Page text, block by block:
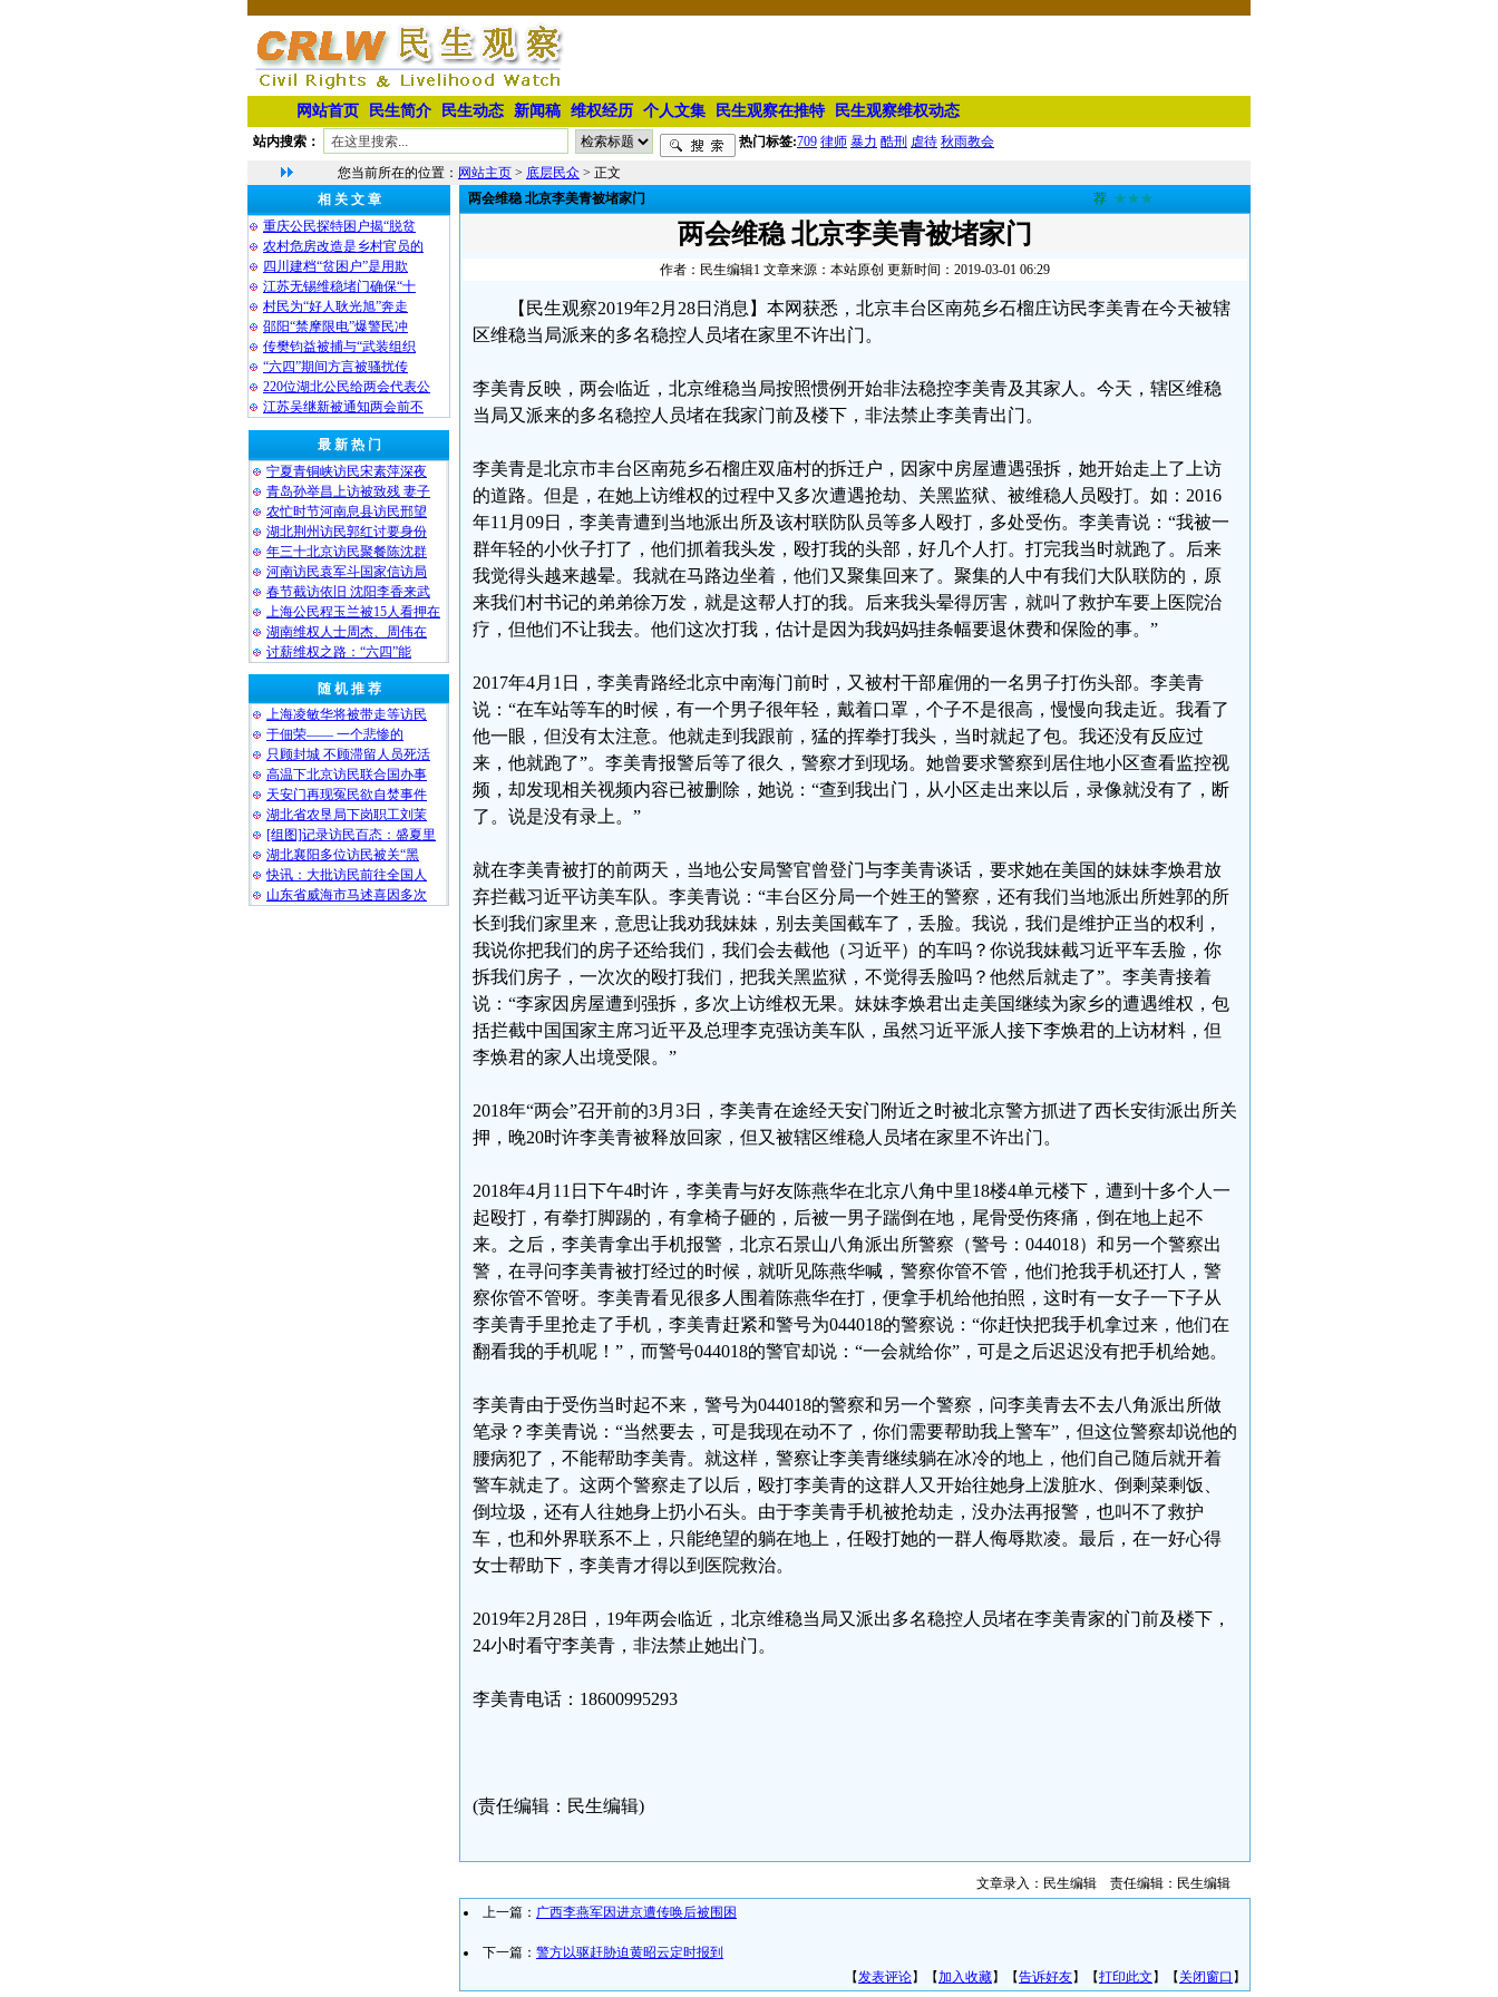
网站首页 民生简介 民生动态 新闻稿 维权经历 个人文集 民生观察在推特 民生观察维权动态
站内搜索： 热门标签:709 律师 暴力 酷刑 虐待 秋雨教会
您当前所在的位置： 网站主页 > 底层民众 > 正文
相 关 文 章
重庆公民探特困户揭“脱贫
农村危房改造是乡村官员的
四川建档“贫困户”是用欺
江苏无锡维稳堵门确保“十
村民为“好人耿光旭”奔走
邵阳“禁摩限电”爆警民冲
传樊钧益被捕与“武装组织
“六四”期间方言被骚扰传
220位湖北公民给两会代表公
江苏吴继新被通知两会前不
最 新 热 门
宁夏青铜峡访民宋素萍深夜
青岛孙举昌上访被致残 妻子
农忙时节河南息县访民邢望
湖北荆州访民郭红讨要身份
年三十北京访民聚餐陈沈群
河南访民袁军斗国家信访局
春节截访依旧 沈阳李香来武
上海公民程玉兰被15人看押在
湖南维权人士周杰、周伟在
讨薪维权之路：“六四”能
随 机 推 荐
上海凌敏华将被带走等访民
于佃荣—— 一个悲惨的
只顾封城 不顾滞留人员死活
高温下北京访民联合国办事
天安门再现冤民欲自焚事件
湖北省农垦局下岗职工刘茉
[组图]记录访民百态：盛夏里
湖北襄阳多位访民被关“黑
快讯：大批访民前往全国人
山东省威海市马述喜因多次
两会维稳 北京李美青被堵家门 荐 ★★★
两会维稳 北京李美青被堵家门
作者：民生编辑1 文章来源：本站原创 更新时间：2019-03-01 06:29
【民生观察2019年2月28日消息】本网获悉，北京丰台区南苑乡石榴庄访民李美青在今天被辖
区维稳当局派来的多名稳控人员堵在家里不许出门。
李美青反映，两会临近，北京维稳当局按照惯例开始非法稳控李美青及其家人。今天，辖区维稳
当局又派来的多名稳控人员堵在我家门前及楼下，非法禁止李美青出门。
李美青是北京市丰台区南苑乡石榴庄双庙村的拆迁户，因家中房屋遭遇强拆，她开始走上了上访
的道路。但是，在她上访维权的过程中又多次遭遇抢劫、关黑监狱、被维稳人员殴打。如：2016
年11月09日，李美青遭到当地派出所及该村联防队员等多人殴打，多处受伤。李美青说：“我被一
群年轻的小伙子打了，他们抓着我头发，殴打我的头部，好几个人打。打完我当时就跑了。后来
我觉得头越来越晕。我就在马路边坐着，他们又聚集回来了。聚集的人中有我们大队联防的，原
来我们村书记的弟弟徐万发，就是这帮人打的我。后来我头晕得厉害，就叫了救护车要上医院治
疗，但他们不让我去。他们这次打我，估计是因为我妈妈挂条幅要退休费和保险的事。”
2017年4月1日，李美青路经北京中南海门前时，又被村干部雇佣的一名男子打伤头部。李美青
说：“在车站等车的时候，有一个男子很年轻，戴着口罩，个子不是很高，慢慢向我走近。我看了
他一眼，但没有太注意。他就走到我跟前，猛的挥拳打我头，当时就起了包。我还没有反应过
来，他就跑了”。李美青报警后等了很久，警察才到现场。她曾要求警察到居住地小区查看监控视
频，却发现相关视频内容已被删除，她说：“查到我出门，从小区走出来以后，录像就没有了，断
了。说是没有录上。”
就在李美青被打的前两天，当地公安局警官曾登门与李美青谈话，要求她在美国的妹妹李焕君放
弃拦截习近平访美车队。李美青说：“丰台区分局一个姓王的警察，还有我们当地派出所姓郭的所
长到我们家里来，意思让我劝我妹妹，别去美国截车了，丢脸。我说，我们是维护正当的权利，
我说你把我们的房子还给我们，我们会去截他（习近平）的车吗？你说我妹截习近平车丢脸，你
拆我们房子，一次次的殴打我们，把我关黑监狱，不觉得丢脸吗？他然后就走了”。李美青接着
说：“李家因房屋遭到强拆，多次上访维权无果。妹妹李焕君出走美国继续为家乡的遭遇维权，包
括拦截中国国家主席习近平及总理李克强访美车队，虽然习近平派人接下李焕君的上访材料，但
李焕君的家人出境受限。”
2018年“两会”召开前的3月3日，李美青在途经天安门附近之时被北京警方抓进了西长安街派出所关
押，晚20时许李美青被释放回家，但又被辖区维稳人员堵在家里不许出门。
2018年4月11日下午4时许，李美青与好友陈燕华在北京八角中里18楼4单元楼下，遭到十多个人一
起殴打，有拳打脚踢的，有拿椅子砸的，后被一男子踹倒在地，尾骨受伤疼痛，倒在地上起不
来。之后，李美青拿出手机报警，北京石景山八角派出所警察（警号：044018）和另一个警察出
警，在寻问李美青被打经过的时候，就听见陈燕华喊，警察你管不管，他们抢我手机还打人，警
察你管不管呀。李美青看见很多人围着陈燕华在打，便拿手机给他拍照，这时有一女子一下子从
李美青手里抢走了手机，李美青赶紧和警号为044018的警察说：“你赶快把我手机拿过来，他们在
翻看我的手机呢！”，而警号044018的警官却说：“一会就给你”，可是之后迟迟没有把手机给她。
李美青由于受伤当时起不来，警号为044018的警察和另一个警察，问李美青去不去八角派出所做
笔录？李美青说：“当然要去，可是我现在动不了，你们需要帮助我上警车”，但这位警察却说他的
腰病犯了，不能帮助李美青。就这样，警察让李美青继续躺在冰冷的地上，他们自己随后就开着
警车就走了。这两个警察走了以后，殴打李美青的这群人又开始往她身上泼脏水、倒剩菜剩饭、
倒垃圾，还有人往她身上扔小石头。由于李美青手机被抢劫走，没办法再报警，也叫不了救护
车，也和外界联系不上，只能绝望的躺在地上，任殴打她的一群人侮辱欺凌。最后，在一好心得
女士帮助下，李美青才得以到医院救治。
2019年2月28日，19年两会临近，北京维稳当局又派出多名稳控人员堵在李美青家的门前及楼下，
24小时看守李美青，非法禁止她出门。
李美青电话：18600995293
(责任编辑：民生编辑)
文章录入：民生编辑 责任编辑：民生编辑
上一篇： 广西李燕军因进京遭传唤后被围困
下一篇： 警方以驱赶胁迫黄昭云定时报到
【发表评论】【加入收藏】【告诉好友】【打印此文 】【 关闭窗口 】